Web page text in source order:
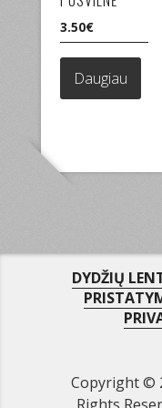
3.50€
Daugiau
DYDŽIŲ
Copyright ©